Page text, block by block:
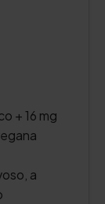
+ 16 mg
a